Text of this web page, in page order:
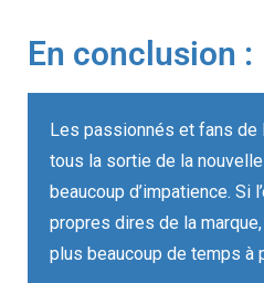
En conclusion :
Les passionnés et fans de
tous la sortie de la
beaucoup d’impatience. Si
propres dires de la
plus beaucoup de temps à